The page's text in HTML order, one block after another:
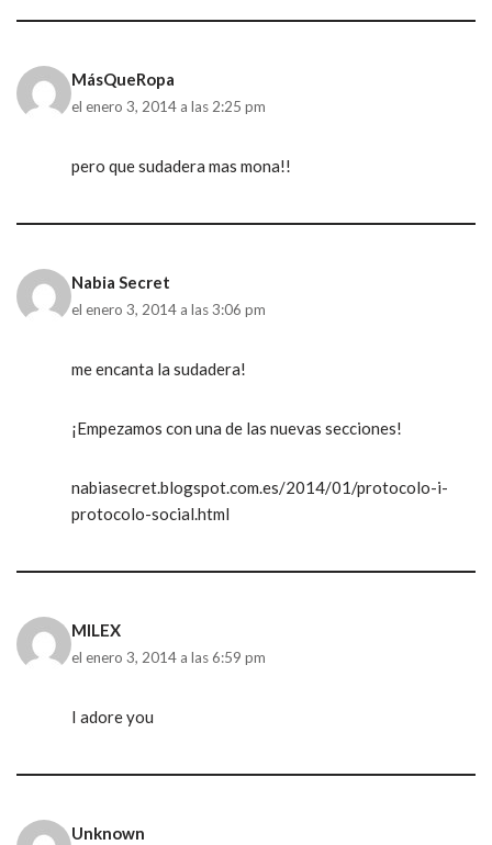
MásQueRopa
el enero 3, 2014 a las 2:25 pm
pero que sudadera mas mona!!
Nabia Secret
el enero 3, 2014 a las 3:06 pm
me encanta la sudadera!
¡Empezamos con una de las nuevas secciones!
nabiasecret.blogspot.com.es/2014/01/protocolo-i-
protocolo-social.html
MILEX
el enero 3, 2014 a las 6:59 pm
I adore you
Unknown